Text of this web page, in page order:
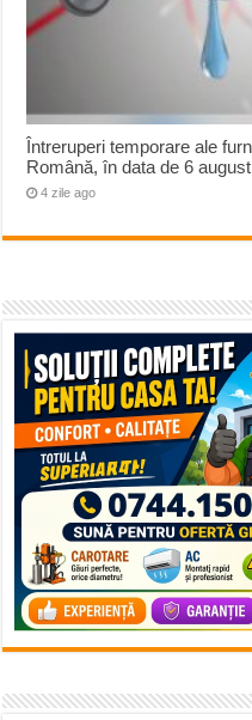
Întreruperi temporare ale
Română, în data de 6
4 zile ago